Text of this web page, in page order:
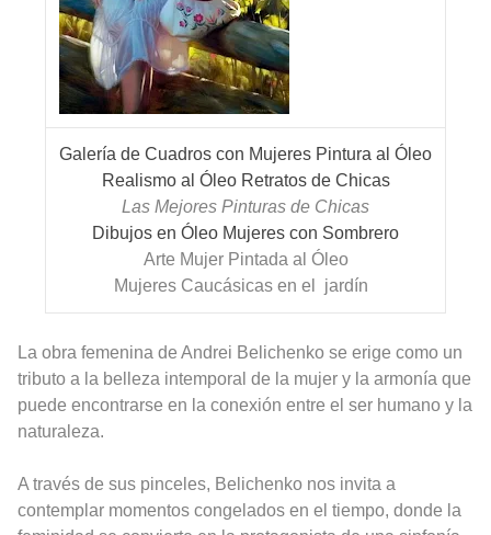
Galería de Cuadros con Mujeres Pintura al Óleo
Realismo al Óleo Retratos de Chicas
Las Mejores Pinturas de Chicas
Dibujos en Óleo Mujeres con Sombrero
Arte Mujer Pintada al Óleo
Mujeres Caucásicas en el jardín
La obra femenina de Andrei Belichenko se erige como un
tributo a la belleza intemporal de la mujer y la armonía que
puede encontrarse en la conexión entre el ser humano y la
naturaleza.
A través de sus pinceles, Belichenko nos invita a
contemplar momentos congelados en el tiempo, donde la